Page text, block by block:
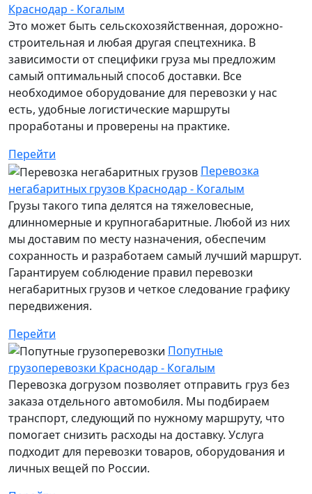
Краснодар - Когалым
Это может быть сельскохозяйственная, дорожно-
строительная и любая другая спецтехника. В
зависимости от специфики груза мы предложим
самый оптимальный способ доставки. Все
необходимое оборудование для перевозки у нас
есть, удобные логистические маршруты
проработаны и проверены на практике.
Перейти
Перевозка
негабаритных грузов Краснодар - Когалым
Грузы такого типа делятся на тяжеловесные,
длинномерные и крупногабаритные. Любой из них
мы доставим по месту назначения, обеспечим
сохранность и разработаем самый лучший маршрут.
Гарантируем соблюдение правил перевозки
негабаритных грузов и четкое следование графику
передвижения.
Перейти
Попутные
грузоперевозки Краснодар - Когалым
Перевозка догрузом позволяет отправить груз без
заказа отдельного автомобиля. Мы подбираем
транспорт, следующий по нужному маршруту, что
помогает снизить расходы на доставку. Услуга
подходит для перевозки товаров, оборудования и
личных вещей по России.